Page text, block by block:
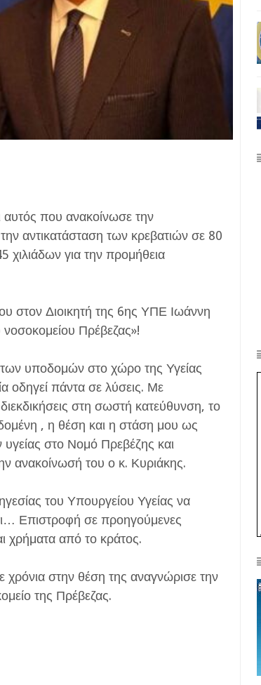
αυτός που ανακοίνωσε την
αντικατάσταση των κρεβατιών σε 80
χιλιάδων για την προμήθεια
στον Διοικητή της 6ης ΥΠΕ Ιωάννη
Πρέβεζας»!
των υποδομών στο χώρο της Υγείας
οδηγεί πάντα σε λύσεις. Με
στη σωστή κατεύθυνση, το
, η θέση και η στάση μου ως
στο Νομό Πρεβέζης και
ανακοίνωσή του ο κ. Κυριάκης.
του Υπουργείου Υγείας να
Επιστροφή σε προηγούμενες
χρήματα από το κράτος.
στην θέση της αναγνώρισε την
της Πρέβεζας.